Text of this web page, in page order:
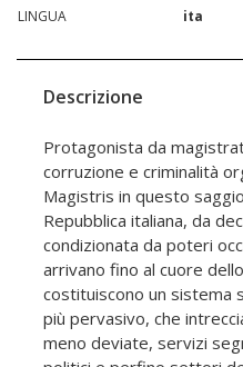
LINGUA
ita
Descrizione
Protagonista da
corruzione e criminalità
Magistris in questo
Repubblica italiana, da
condizionata da poteri
arrivano fino al cuore
costituiscono un sistema
più pervasivo, che
meno deviate, servizi